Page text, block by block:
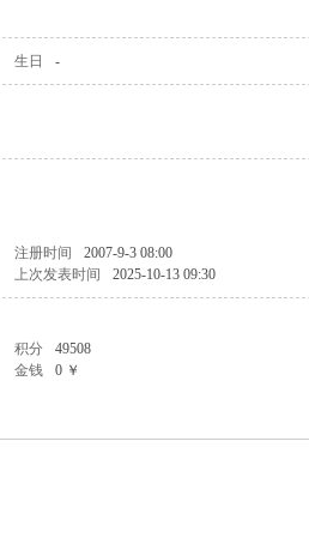
生日 -
注册时间 2007-9-3 08:00
上次发表时间 2025-10-13 09:30
积分 49508
金钱 0 ￥